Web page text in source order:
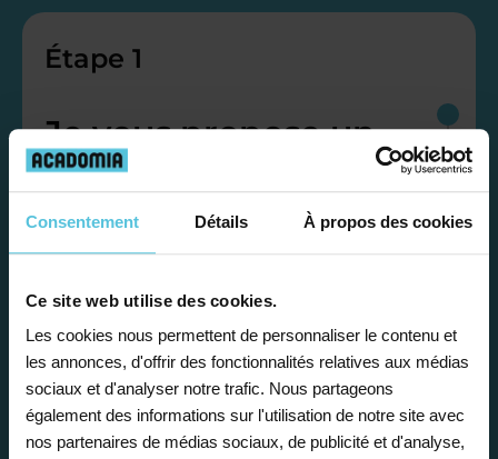
Consentement Détails À propos des cookies
Ce site web utilise des cookies.
Les cookies nous permettent de personnaliser le contenu et
les annonces, d'offrir des fonctionnalités relatives aux médias
sociaux et d'analyser notre trafic. Nous partageons
également des informations sur l'utilisation de notre site avec
nos partenaires de médias sociaux, de publicité et d'analyse,
Étape 1
Je vous propose un
bilan personnalisé
la situation scolaire de votre enfant, ses
besoins et vous préconiser la solution la
plus adaptée.
Étape 2